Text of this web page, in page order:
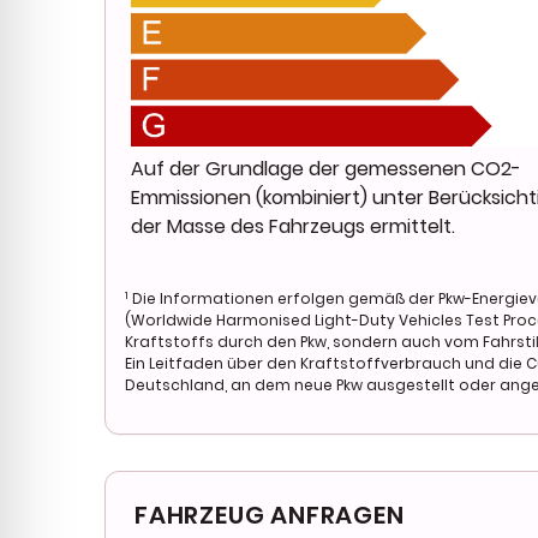
• Mittelarmlehne vorn
• Mobile Online Dienste UConnect Live
• Nebelschlussleuchte
• Notrufsystem (eCall)
• Pedal Drive (elektronisches Gaspedal)
• Parkbremse elektrisch
• Radioempfang digital (DAB+)
• Regen-/Lichtsensor
• Rücksitz geteilt / klappbar
• Scheibenwischer beheizbar
• Sitz vorn links verstellbar (6-fach)
• Sitzbezug / Polsterung: Stoff
• Smartphone Schnittstelle (Apple CarPlay &
• Sonderlackierung Uni
• Sonnenblenden mit Spiegel (beleuchtet)
• Steckdose (12V-Anschluss) vorn
• USB-Schnittstelle
Auf der Grundlage der gemessenen CO2-
Emmissionen (kombiniert) unter
der Masse des Fahrzeugs ermittelt.
1 Die Informationen erfolgen gemäß der Pkw-
(Worldwide Harmonised Light-Duty Vehicles Test
Kraftstoffs durch den Pkw, sondern auch vom
Ein Leitfaden über den Kraftstoffverbrauch und die
Deutschland, an dem neue Pkw ausgestellt oder
FAHRZEUG ANFRAGEN